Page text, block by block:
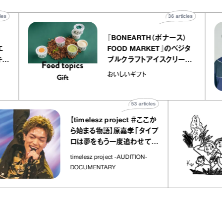
リエ
キャ
articles
『BONEARTH（ボナース）
FOOD MARKET』のベジタ
ブルクラフトアイスクリーム
｜真野知子の「おいしいギフ
おいしいギフト
36articles
【timelesz project ＃ここか
ら始まる物語】原嘉孝「タイプ
ロは夢をもう一度追わせてく
れた場所」
timelesz project -AUDITION-
DOCUMENTARY
articles